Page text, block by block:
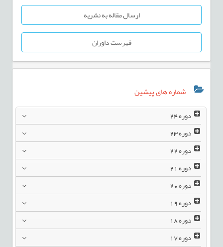
ارسال مقاله به نشریه
فهرست داوران
شماره های پیشین
دوره24
دوره23
دوره22
دوره21
دوره20
دوره19
دوره18
دوره17